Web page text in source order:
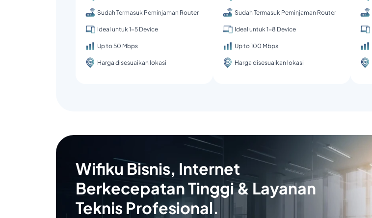
Sudah Termasuk Peminjaman Router
Ideal untuk 1-5 Device
Up to 50 Mbps
Harga disesuaikan lokasi
Sudah Termasuk Peminjaman Router
Ideal untuk 1-8 Device
Up to 100 Mbps
Harga disesuaikan lokasi
Wifiku Bisnis, Internet
Berkecepatan Tinggi & Layanan
Teknis Profesional.